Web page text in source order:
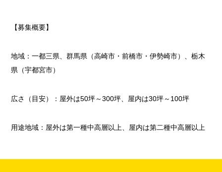
【募集概要】
地域：一都三県、群馬県（高崎市・前橋市・伊勢崎市）、栃木
県（宇都宮市）
広さ（目安）：屋外は50坪～300坪、屋内は30坪～100坪
用途地域：屋外は第一種中高層以上、屋内は第二種中高層以上